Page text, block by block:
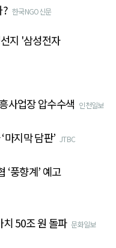
? 한국NGO신문
지 '삼성전자
사업장 압수수색 인천일보
지막 담판’ JTBC
‘풍향계’ 예고
치 50조 원 돌파 문화일보